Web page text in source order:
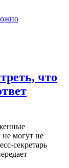
что
могут не
секретарь